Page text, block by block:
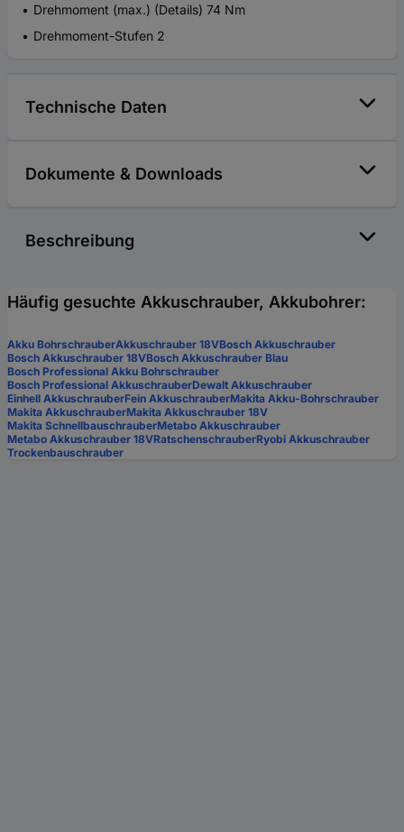
Drehmoment (max.) (Details) 74 Nm
Drehmoment-Stufen 2
Technische Daten
Dokumente & Downloads
Beschreibung
Häufig gesuchte Akkuschrauber, Akkubohrer:
Akku BohrschrauberAkkuschrauber 18VBosch Akkuschrauber
Bosch Akkuschrauber 18VBosch Akkuschrauber Blau
Bosch Professional Akku Bohrschrauber
Bosch Professional AkkuschrauberDewalt Akkuschrauber
Einhell AkkuschrauberFein AkkuschrauberMakita Akku-Bohrschrauber
Makita AkkuschrauberMakita Akkuschrauber 18V
Makita SchnellbauschrauberMetabo Akkuschrauber
Metabo Akkuschrauber 18VRatschenschrauberRyobi Akkuschrauber
Trockenbauschrauber